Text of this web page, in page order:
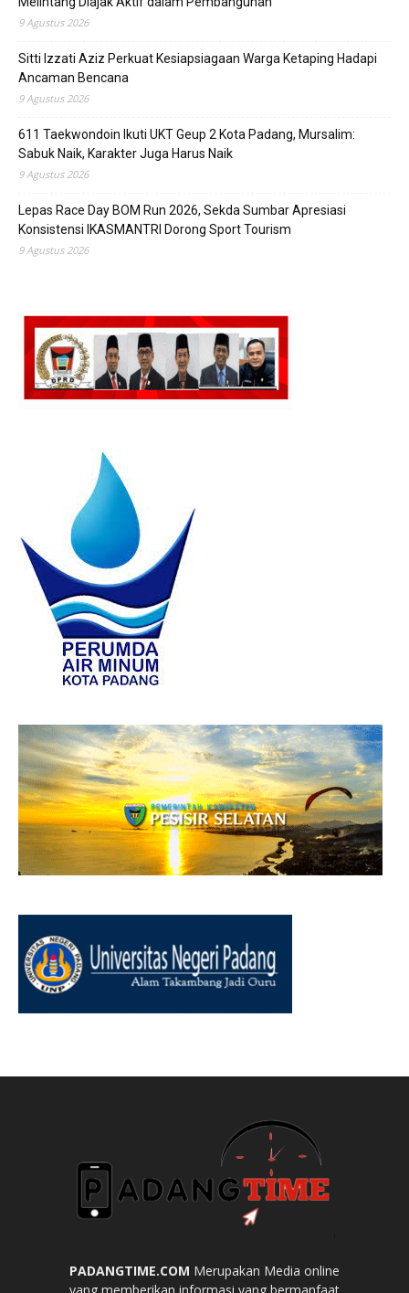
9 Agustus 2026
Sitti Izzati Aziz Perkuat Kesiapsiagaan Warga Ketaping Hadapi
Ancaman Bencana
9 Agustus 2026
611 Taekwondoin Ikuti UKT Geup 2 Kota Padang, Mursalim:
Sabuk Naik, Karakter Juga Harus Naik
9 Agustus 2026
Lepas Race Day BOM Run 2026, Sekda Sumbar Apresiasi
Konsistensi IKASMANTRI Dorong Sport Tourism
9 Agustus 2026
PADANGTIME.COM Merupakan Media online
yang memberikan informasi yang bermanfaat